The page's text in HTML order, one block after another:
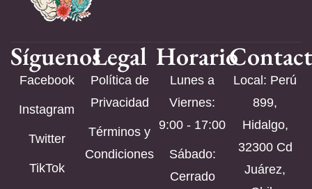
Síguenos
Facebook
Instagram
Twitter
TikTok
Legal
Política de
Privacidad
Términos y
Condiciones
Horario
Lunes a
Viernes:
9:00 - 17:00
Sábado:
Cerrado
Local: Perú
899,
Hidalgo,
32300 Cd
Juárez,